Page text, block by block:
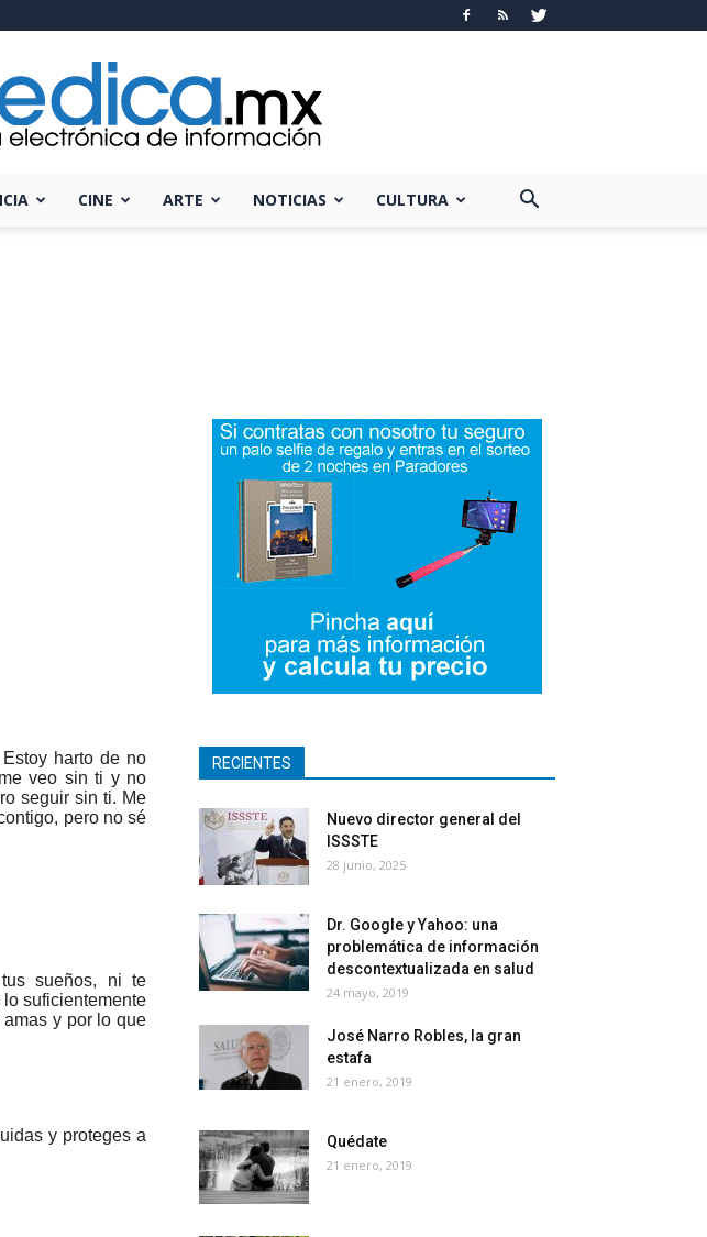
CINE ARTE NOTICIAS CULTURA
harto de no
veo sin ti y no
seguir sin ti. Me
pero no sé
sueños, ni te
suficientemente
y por lo que
y proteges a
RECIENTES
Nuevo director general del
ISSSTE
28 junio, 2025
Dr. Google y Yahoo: una
problemática de información
descontextualizada en salud
24 mayo, 2019
José Narro Robles, la gran
estafa
21 enero, 2019
Quédate
21 enero, 2019